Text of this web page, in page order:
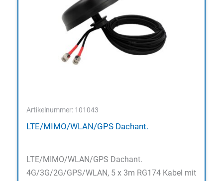
Artikelnummer: 101043
LTE/MIMO/WLAN/GPS Dachant.
LTE/MIMO/WLAN/GPS Dachant.
4G/3G/2G/GPS/WLAN, 5 x 3m RG174 Kabel mit